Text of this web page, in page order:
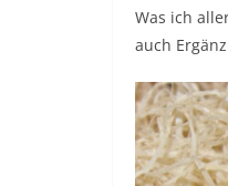
Was ich
auch